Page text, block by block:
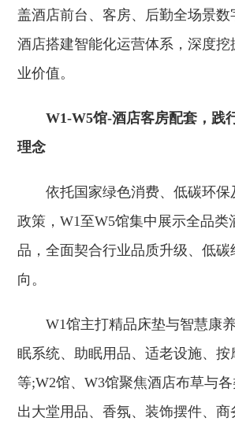
盖酒店前台、客房、后勤全场景数
酒店搭建智能化运营体系，深度
业价值。
W1-W5馆-酒店客房配套，践
理念
依托国家绿色消费、低碳环保
政策，W1至W5馆集中展示全品类
品，全面契合行业品质升级、低碳
向。
W1馆主打精品床垫与智慧康
眠系统、助眠用品、适老设施、按
等;W2馆、W3馆聚焦酒店布草与
出大堂用品、香氛、装饰摆件、商